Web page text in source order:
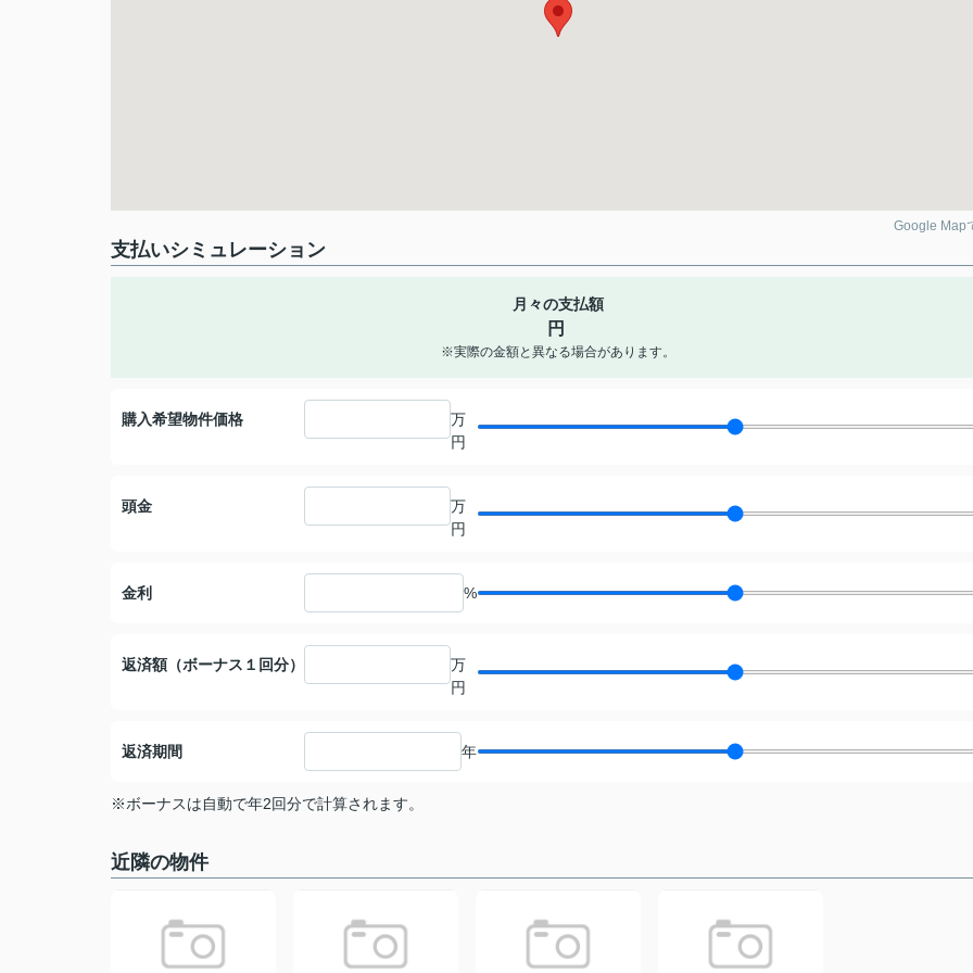
Google Map
支払いシミュレーション
月々の支払額
円
※実際の金額と異なる場合があります。
購入希望物件価格
万
円
頭金
万
円
金利 %
返済額（ボーナス１回分）
万
円
返済期間 年
※ボーナスは自動で年2回分で計算されます。
近隣の物件